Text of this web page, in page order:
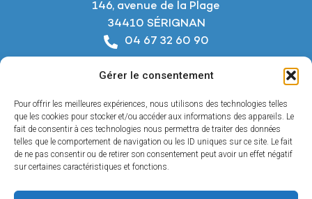
Gérer le consentement
Pour offrir les meilleures expériences, nous utilisons des technologies telles
que les cookies pour stocker et/ou accéder aux informations des appareils. Le
fait de consentir à ces technologies nous permettra de traiter des données
telles que le comportement de navigation ou les ID uniques sur ce site. Le fait
de ne pas consentir ou de retirer son consentement peut avoir un effet négatif
sur certaines caractéristiques et fonctions.
146, avenue de la Plage
34410 SÉRIGNAN
04 67 32 60 90
Horaires d’ouverture
Du lundi au jeudi :
De 8h à 12h et de 14h à 18h
Le vendredi :
De 8h à 12h et de 14h à 17h